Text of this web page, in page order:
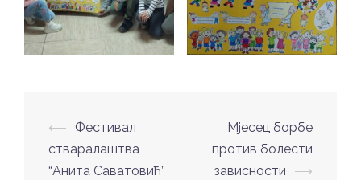
Post
navigation
⟵
Фестивал
стваралаштва
“Анита Саватовић”
Мјесец борбе
против болести
зависности
⟶